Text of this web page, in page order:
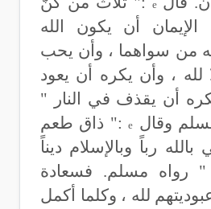
e
أن يكون الله
من سواهما ، وأن يحب
لله ، وأن يكره أن يعود
أن يقذف في النار "
وقال e
:" ذاق طعم
رباً وبالإسلام ديناً
" رواه مسلم. فسعادة
لله ، وكلما أكمل